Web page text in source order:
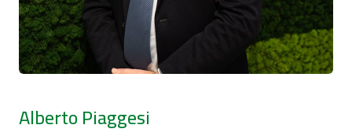
Alberto Piaggesi